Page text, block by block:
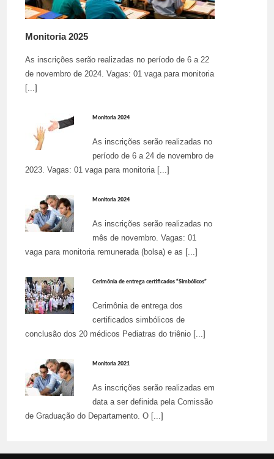
Monitoria 2025
As inscrições serão realizadas no período de 6 a 22
de novembro de 2024. Vagas: 01 vaga para monitoria
[...]
Monitoria 2024
As inscrições serão realizadas no
período de 6 a 24 de novembro de
2023. Vagas: 01 vaga para monitoria [...]
Monitoria 2024
As inscrições serão realizadas no
mês de novembro. Vagas: 01
vaga para monitoria remunerada (bolsa) e as [...]
Cerimônia de entrega certificados “Simbólicos”
Cerimônia de entrega dos
certificados simbólicos de
conclusão dos 20 médicos Pediatras do triênio [...]
Monitoria 2021
As inscrições serão realizadas em
data a ser definida pela Comissão
de Graduação do Departamento. O [...]